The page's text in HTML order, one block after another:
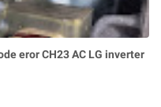
eror CH23 AC LG inverter